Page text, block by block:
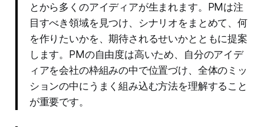
とから多くのアイディアが生まれます。PMは注
目すべき領域を見つけ、シナリオをまとめて、何
を作りたいかを、期待されるせいかとともに提案
します。PMの自由度は高いため、自分のアイデ
ィアを会社の枠組みの中で位置づけ、全体のミッ
ションの中にうまく組み込む方法を理解すること
が重要です。